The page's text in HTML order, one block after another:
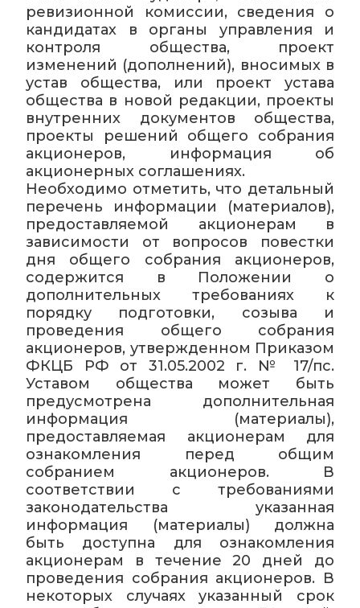
ревизионной комиссии, сведения о
кандидатах в органы управления и
контроля общества, проект
изменений (дополнений), вносимых в
устав общества, или проект устава
общества в новой редакции, проекты
внутренних документов общества,
проекты решений общего собрания
акционеров, информация об
акционерных соглашениях.
Необходимо отметить, что детальный
перечень информации (материалов),
предоставляемой акционерам в
зависимости от вопросов повестки
дня общего собрания акционеров,
содержится в Положении о
дополнительных требованиях к
порядку подготовки, созыва и
проведения общего собрания
акционеров, утвержденном Приказом
ФКЦБ РФ от 31.05.2002 г. № 17/пс.
Уставом общества может быть
предусмотрена дополнительная
информация (материалы),
предоставляемая акционерам для
ознакомления перед общим
собранием акционеров. В
соответствии с требованиями
законодательства указанная
информация (материалы) должна
быть доступна для ознакомления
акционерам в течение 20 дней до
проведения собрания акционеров. В
некоторых случаях указанный срок